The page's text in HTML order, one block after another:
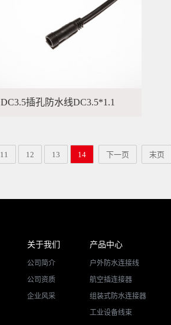
DC3.5插孔防水线DC3.5*1.1
11 12 13 14 下一页 末页
关于我们
公司简介
公司资质
企业风采
产品中心
户外防水连接线
航空插连接器
组装式防水连接器
工业设备线束